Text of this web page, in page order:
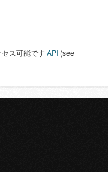
ス可能ですAPI (see